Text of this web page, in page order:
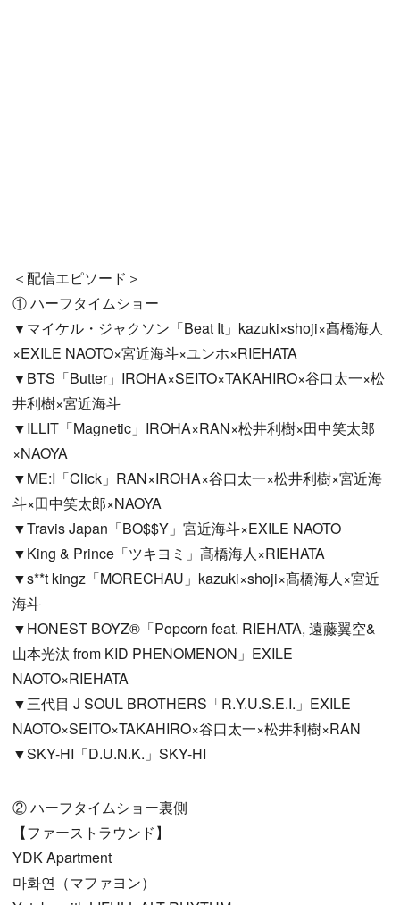
＜配信エピソード＞
① ハーフタイムショー
▼マイケル・ジャクソン「Beat It」kazuki×shoji×髙橋海人
×EXILE NAOTO×宮近海斗×ユンホ×RIEHATA
▼BTS「Butter」IROHA×SEITO×TAKAHIRO×谷口太一×松
井利樹×宮近海斗
▼ILLIT「Magnetic」IROHA×RAN×松井利樹×田中笑太郎
×NAOYA
▼ME:I「Click」RAN×IROHA×谷口太一×松井利樹×宮近海
斗×田中笑太郎×NAOYA
▼Travis Japan「BO$$Y」宮近海斗×EXILE NAOTO
▼King & Prince「ツキヨミ」髙橋海人×RIEHATA
▼s**t kingz「MORECHAU」kazuki×shoji×髙橋海人×宮近
海斗
▼HONEST BOYZ®「Popcorn feat. RIEHATA, 遠藤翼空&
山本光汰 from KID PHENOMENON」EXILE
NAOTO×RIEHATA
▼三代目 J SOUL BROTHERS「R.Y.U.S.E.I.」EXILE
NAOTO×SEITO×TAKAHIRO×谷口太一×松井利樹×RAN
▼SKY-HI「D.U.N.K.」SKY-HI
② ハーフタイムショー裏側
【ファーストラウンド】
YDK Apartment
마화연（マファヨン）